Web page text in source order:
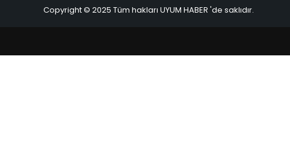
Copyright © 2025 Tüm hakları UYUM HABER 'de saklıdır.